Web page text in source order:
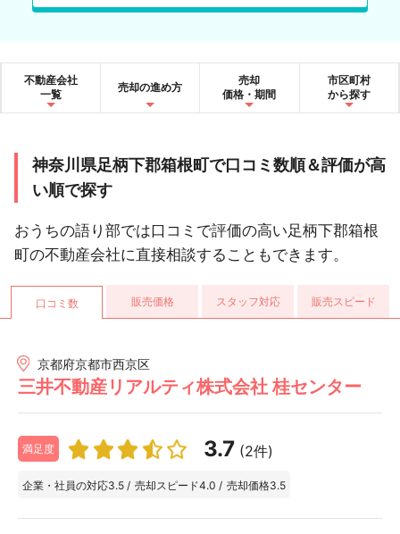
不動産会社
一覧
売却の進め方
売却
価格・期間
市区町村
から探す
神奈川県足柄下郡箱根町で口コミ数順＆評価が高
い順で探す
おうちの語り部では口コミで評価の高い足柄下郡箱根
町の不動産会社に直接相談することもできます。
口コミ数 販売価格 スタッフ対応 販売スピード
京都府京都市西京区
三井不動産リアルティ株式会社 桂センター
満足度 3.7 (2件)
企業・社員の対応3.5 / 売却スピード4.0 / 売却価格3.5